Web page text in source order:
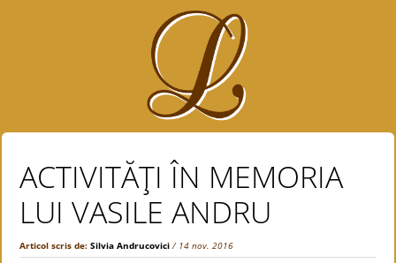
ACTIVITĂŢI ÎN MEMORIA
LUI VASILE ANDRU
Articol scris de:Silvia Andrucovici / 14 nov. 2016